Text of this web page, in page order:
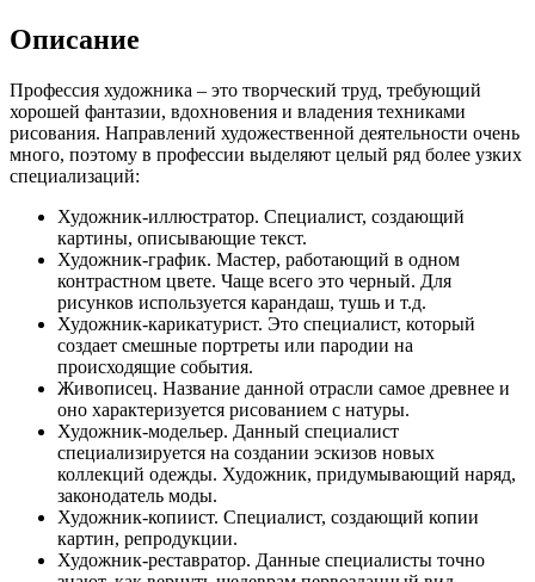
Описание
Профессия художника – это творческий труд, требующий
хорошей фантазии, вдохновения и владения техниками
рисования. Направлений художественной деятельности очень
много, поэтому в профессии выделяют целый ряд более узких
специализаций:
Художник-иллюстратор. Специалист, создающий
картины, описывающие текст.
Художник-график. Мастер, работающий в одном
контрастном цвете. Чаще всего это черный. Для
рисунков используется карандаш, тушь и т.д.
Художник-карикатурист. Это специалист, который
создает смешные портреты или пародии на
происходящие события.
Живописец. Название данной отрасли самое древнее и
оно характеризуется рисованием с натуры.
Художник-модельер. Данный специалист
специализируется на создании эскизов новых
коллекций одежды. Художник, придумывающий наряд,
законодатель моды.
Художник-копиист. Специалист, создающий копии
картин, репродукции.
Художник-реставратор. Данные специалисты точно